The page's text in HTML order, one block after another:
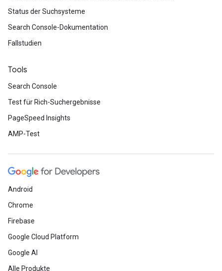
Status der Suchsysteme
Search Console-Dokumentation
Fallstudien
Tools
Search Console
Test für Rich-Suchergebnisse
PageSpeed Insights
AMP-Test
Android
Chrome
Firebase
Google Cloud Platform
Google AI
Alle Produkte